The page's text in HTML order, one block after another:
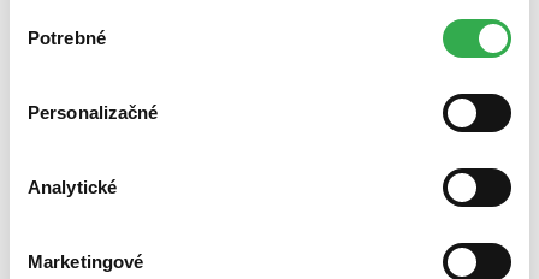
nám pomohlo, keby sme mohli používať všetky tieto
súhlasu
Potrebné
Personalizačné
Analytické
Marketingové
Zúžiť výber
Novinky
Najdrahšie